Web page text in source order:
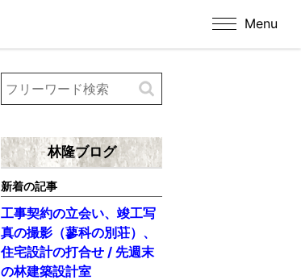
Menu
林隆ブログ
新着の記事
工事契約の立会い、竣工写
真の撮影（蓼科の別荘）、
住宅設計の打合せ / 先週末
の林建築設計室